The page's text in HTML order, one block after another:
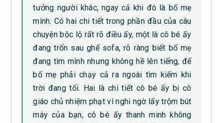
tưởng người khác, ngay cả khi đó là bố mẹ
mình. Có hai chi tiết trong phần đầu của câu
chuyện bộc lộ rất rõ điều ấy, một là cô bé ấy
đang trốn sau ghế sofa, rõ ràng biết bố mẹ
đang tìm mình nhưng không hề lên tiếng, để
bố mẹ phải chạy cả ra ngoài tìm kiếm khi
trời đang tối. Hai là chi tiết cô bé ấy bị cô
giáo chủ nhiệm phạt vì nghi ngờ lấy trộm bút
máy của bạn, cô bé ấy thanh minh không